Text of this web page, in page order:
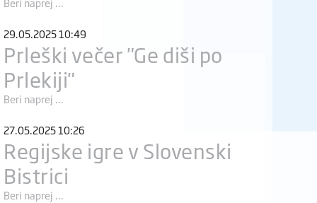
29.05.2025 10:49
Prleški večer "Ge diši po
Prlekiji"
Beri naprej ...
27.05.2025 10:26
Regijske igre v Slovenski
Bistrici
Beri naprej ...